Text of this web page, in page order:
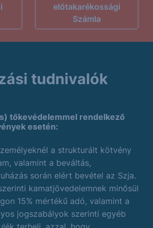
előtakarékossági
Számla
tudnivalók
tőkevédelemmel rendelkező
esetén:
a strukturált kötvény
valamint a beváltás,
során elért bevétel az Szja.
kamatjövedelemnek minősül
15% mértékű adó, valamint a
jogszabályok szerinti egyéb